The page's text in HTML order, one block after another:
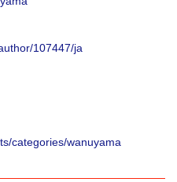
107447/ja
categories/wanuyama